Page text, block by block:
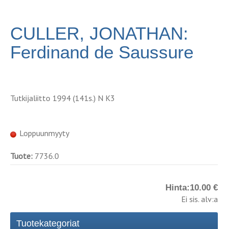
CULLER, JONATHAN:
Ferdinand de Saussure
Tutkijaliitto 1994 (141s.) N K3
Loppuunmyyty
Tuote: 7736.0
Hinta:10.00 €
Ei sis. alv:a
Tuotekategoriat